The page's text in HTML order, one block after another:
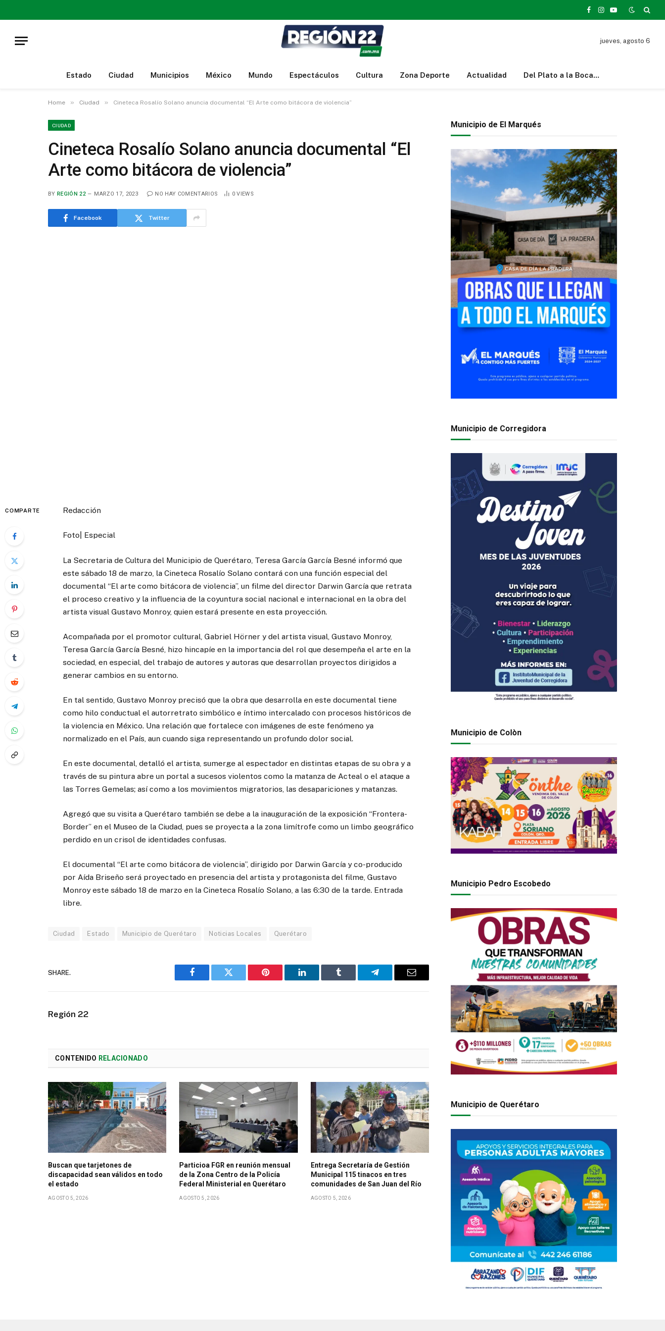
Facebook
Instagram
YouTube
jueves, agosto 6
Estado Ciudad Municipios México Mundo Espectáculos Cultura Zona Deporte Actualidad Del Plato a la Boca…
Home » Ciudad » Cineteca Rosalío Solano anuncia documental “El Arte como bitácora de violencia”
CIUDAD
Cineteca Rosalío Solano anuncia documental “El
Arte como bitácora de violencia”
BY REGIÓN 22 MARZO 17, 2023 NO HAY COMENTARIOS 0VIEWS
Facebook Twitter
COMPARTE Redacción
Foto| Especial
La Secretaria de Cultura del Municipio de Querétaro, Teresa García García Besné informó que
este sábado 18 de marzo, la Cineteca Rosalío Solano contará con una función especial del
documental “El arte como bitácora de violencia”, un filme del director Darwin García que retrata
el proceso creativo y la influencia de la coyuntura social nacional e internacional en la obra del
artista visual Gustavo Monroy, quien estará presente en esta proyección.
Acompañada por el promotor cultural, Gabriel Hörner y del artista visual, Gustavo Monroy,
Teresa García García Besné, hizo hincapíe en la importancia del rol que desempeña el arte en la
sociedad, en especial, del trabajo de autores y autoras que desarrollan proyectos dirigidos a
generar cambios en su entorno.
En tal sentido, Gustavo Monroy precisó que la obra que desarrolla en este documental tiene
como hilo conductual el autorretrato simbólico e íntimo intercalado con procesos históricos de
la violencia en México. Una relación que fortalece con imágenes de este fenómeno ya
normalizado en el País, aun cuando siga representando un profundo dolor social.
En este documental, detalló el artista, sumerge al espectador en distintas etapas de su obra y a
través de su pintura abre un portal a sucesos violentos como la matanza de Acteal o el ataque a
las Torres Gemelas; así como a los movimientos migratorios, las desapariciones y matanzas.
Agregó que su visita a Querétaro también se debe a la inauguración de la exposición “Frontera-
Border” en el Museo de la Ciudad, pues se proyecta a la zona limítrofe como un limbo geográfico
perdido en un crisol de identidades confusas.
El documental “El arte como bitácora de violencia”, dirigido por Darwin García y co-producido
por Aída Briseño será proyectado en presencia del artista y protagonista del filme, Gustavo
Monroy este sábado 18 de marzo en la Cineteca Rosalío Solano, a las 6:30 de la tarde. Entrada
libre.
Ciudad Estado Municipio de Querétaro Noticias Locales Querétaro
SHARE.
Facebook Twitter Pinterest LinkedIn Tumblr Telegram Email
Región 22
CONTENIDO RELACIONADO
Buscan que tarjetones de
discapacidad sean válidos en todo
el estado
AGOSTO 5, 2026
Particioa FGR en reunión mensual
de la Zona Centro de la Policía
Federal Ministerial en Querétaro
AGOSTO 5, 2026
Entrega Secretaría de Gestión
Municipal 115 tinacos en tres
comunidades de San Juan del Río
AGOSTO 5, 2026
Municipio de El Marqués
Municipio de Corregidora
Municipio de Colòn
Municipio Pedro Escobedo
Municipio de Querétaro